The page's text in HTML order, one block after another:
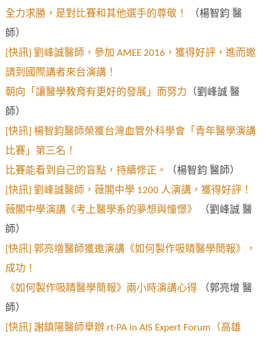
全力求勝，是對比賽和其他選手的尊敬！
（楊智鈞 醫
師）
[快訊] 劉峰誠醫師，參加 AMEE 2016，獲得好評，進而邀
請到國際講者來台演講！
朝向「讓醫學教育有更好的發展」而努力 （劉峰誠 醫
師）
[快訊] 楊智鈞醫師榮獲台灣血管外科學會「青年醫學演講
比賽」第三名！
比賽能看到自己的盲點，持續修正。
（楊智鈞 醫師）
[快訊] 劉峰誠醫師，薇閣中學 1200 人演講，獲得好評！
薇閣中學演講《考上醫學系的夢想與憧憬》
（劉峰誠 醫
師）
[快訊] 郭亮增醫師獲邀演講《如何製作吸睛醫學簡報》，
成功！
《如何製作吸睛醫學簡報》兩小時演講心得 （郭亮增 醫
師）
[快訊] 謝鎮陽醫師舉辦 rt-PA in AIS Expert Forum（高雄